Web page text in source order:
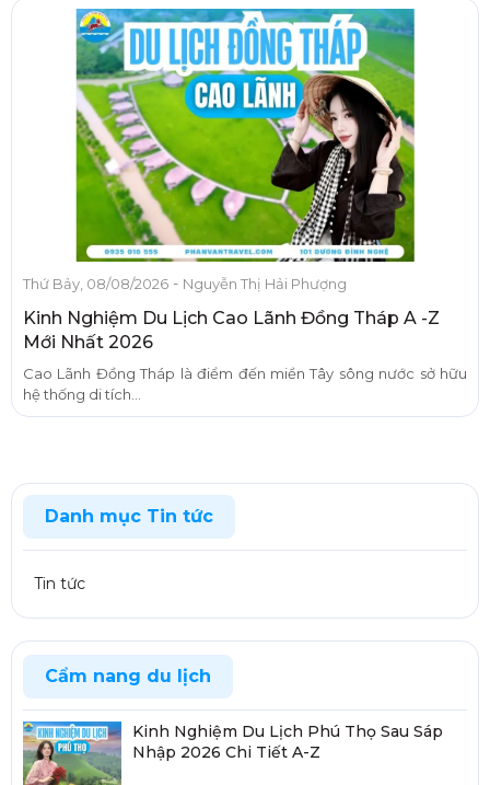
Thứ Bảy, 08/08/2026 - Nguyễn Thị Hải Phượng
Kinh Nghiệm Du Lịch Cao Lãnh Đồng Tháp A -Z
Mới Nhất 2026
Cao Lãnh Đồng Tháp là điểm đến miền Tây sông nước sở hữu
hệ thống di tích...
Danh mục Tin tức
Tin tức
Cẩm nang du lịch
Kinh Nghiệm Du Lịch Phú Thọ Sau Sáp
Nhập 2026 Chi Tiết A-Z